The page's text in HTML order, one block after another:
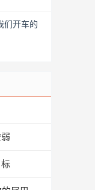
们开车的